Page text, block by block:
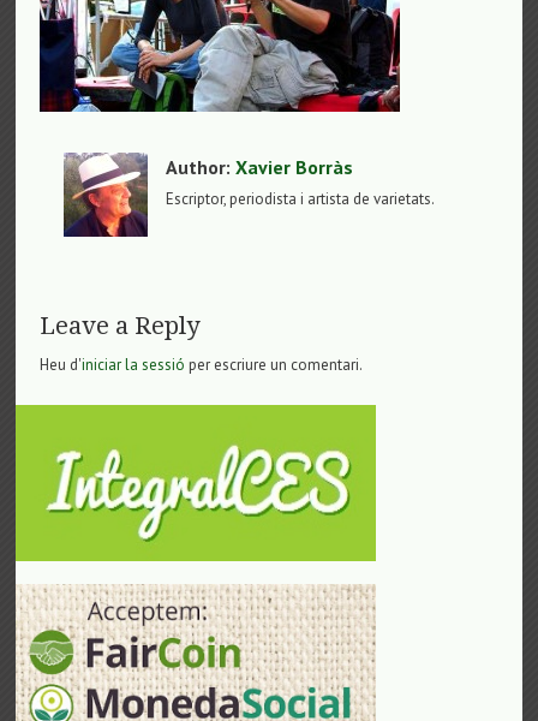
Author:Xavier Borràs
Escriptor, periodista i artista de varietats.
Leave a Reply
Heu d'iniciar la sessió per escriure un comentari.